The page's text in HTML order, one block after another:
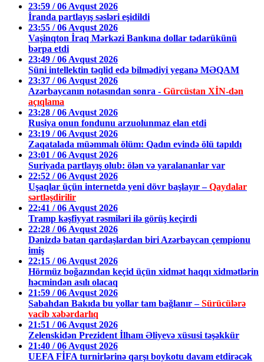
23:59 / 06 Avqust 2026
İranda partlayış səsləri eşidildi
23:55 / 06 Avqust 2026
Vaşinqton İraq Mərkəzi Bankına dollar tədarükünü
bərpa etdi
23:49 / 06 Avqust 2026
Süni intellektin təqlid edə bilmədiyi yeganə MƏQAM
23:37 / 06 Avqust 2026
Azərbaycanın notasından sonra - Gürcüstan XİN-dən
açıqlama
23:28 / 06 Avqust 2026
Rusiya onun fondunu arzuolunmaz elan etdi
23:19 / 06 Avqust 2026
Zaqatalada müəmmalı ölüm: Qadın evində ölü tapıldı
23:01 / 06 Avqust 2026
Suriyada partlayış olub: ölən və yaralananlar var
22:52 / 06 Avqust 2026
Uşaqlar üçün internetdə yeni dövr başlayır –Qaydalar
sərtləşdirilir
22:41 / 06 Avqust 2026
Tramp kəşfiyyat rəsmiləri ilə görüş keçirdi
22:28 / 06 Avqust 2026
Dənizdə batan qardaşlardan biri Azərbaycan çempionu
imiş
22:15 / 06 Avqust 2026
Hörmüz boğazından keçid üçün xidmət haqqı xidmətlərin
həcmindən asılı olacaq
21:59 / 06 Avqust 2026
Sabahdan Bakıda bu yollar tam bağlanır –Sürücülərə
vacib xəbərdarlıq
21:51 / 06 Avqust 2026
Zelenskidən Prezident İlham Əliyevə xüsusi təşəkkür
21:40 / 06 Avqust 2026
UEFA FİFA turnirlərinə qarşı boykotu davam etdirəcək